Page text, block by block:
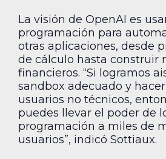
La visión de OpenAI es
programación para
otras aplicaciones, desde
de cálculo hasta construir
financieros. “Si logramos
sandbox adecuado y
usuarios no técnicos,
puedes llevar el poder de
programación a miles de
usuarios”, indicó Sottiaux.